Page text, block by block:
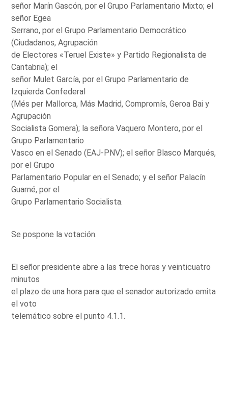
señor Marín Gascón, por el Grupo Parlamentario Mixto; el
señor Egea
Serrano, por el Grupo Parlamentario Democrático
(Ciudadanos, Agrupación
de Electores «Teruel Existe» y Partido Regionalista de
Cantabria); el
señor Mulet García, por el Grupo Parlamentario de
Izquierda Confederal
(Més per Mallorca, Más Madrid, Compromís, Geroa Bai y
Agrupación
Socialista Gomera); la señora Vaquero Montero, por el
Grupo Parlamentario
Vasco en el Senado (EAJ-PNV); el señor Blasco Marqués,
por el Grupo
Parlamentario Popular en el Senado; y el señor Palacín
Guarné, por el
Grupo Parlamentario Socialista.
Se pospone la votación.
El señor presidente abre a las trece horas y veinticuatro
minutos
el plazo de una hora para que el senador autorizado emita
el voto
telemático sobre el punto 4.1.1.